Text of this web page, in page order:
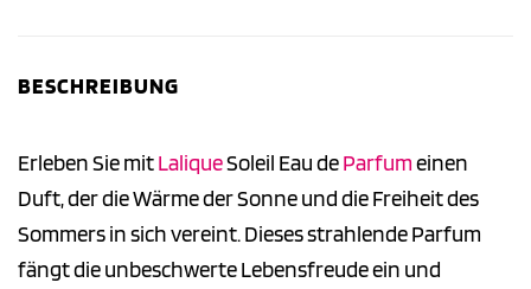
BESCHREIBUNG
Erleben Sie mitLaliqueSoleil Eau deParfumeinen
Duft, der die Wärme der Sonne und die Freiheit des
Sommers in sich vereint. Dieses strahlende Parfum
fängt die unbeschwerte Lebensfreude ein und